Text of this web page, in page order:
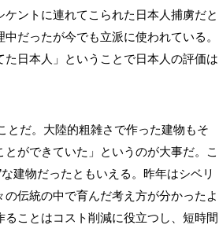
ントに連れてこられた日本人捕虜だと
だったが今でも立派に使われている。
日本人」ということで日本人の評価は
とだ。大陸的粗雑さで作った建物もそ
ができていた」というのが大事だ。こ
建物だったともいえる。昨年はシベリ
伝統の中で育んだ考え方が分かったよ
ことはコスト削減に役立つし、短時間